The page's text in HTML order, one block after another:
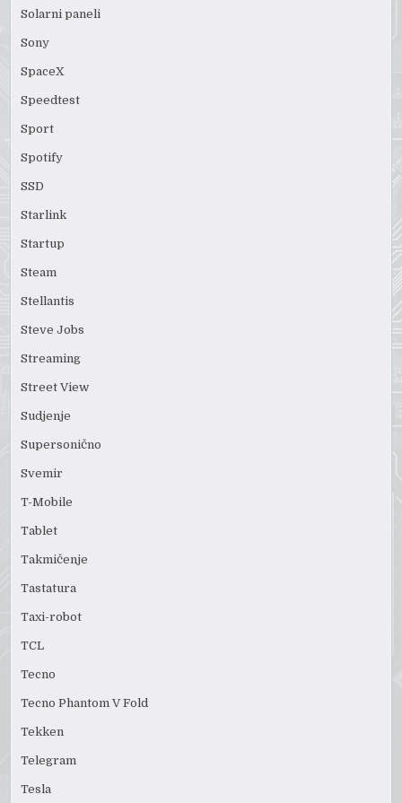
Solarni paneli
Sony
SpaceX
Speedtest
Sport
Spotify
SSD
Starlink
Startup
Steam
Stellantis
Steve Jobs
Streaming
Street View
Sudjenje
Supersonično
Svemir
T-Mobile
Tablet
Takmičenje
Tastatura
Taxi-robot
TCL
Tecno
Tecno Phantom V Fold
Tekken
Telegram
Tesla